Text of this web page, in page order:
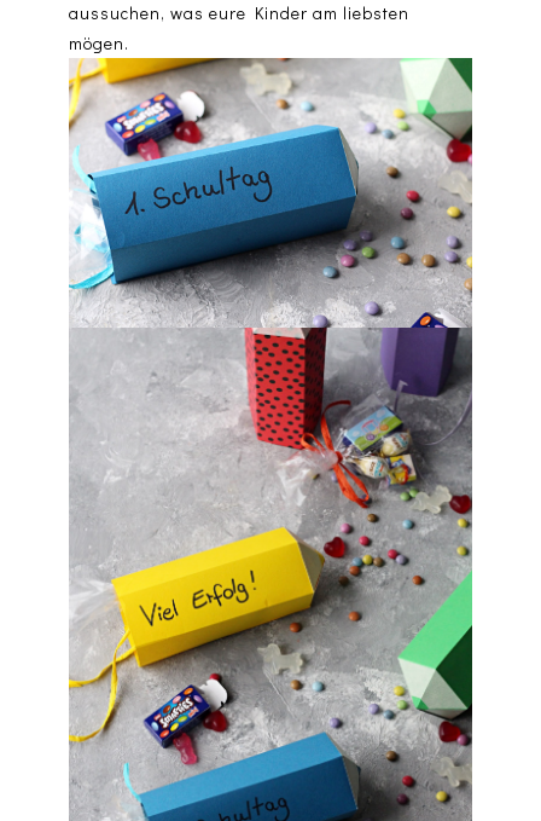
aussuchen, was eure Kinder am liebsten
mögen.